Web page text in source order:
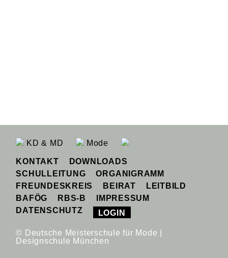
KD & MD Mode
KONTAKT
DOWNLOADS
SCHULLEITUNG
ORGANIGRAMM
FREUNDESKREIS
BEIRAT
LEITBILD
BAFÖG
RBS-B
IMPRESSUM
DATENSCHUTZ
LOGIN
© Deutsche Meisterschule für Mode |
Designschule München